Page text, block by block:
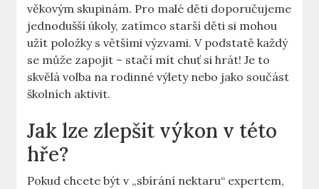
věkovým skupinám. Pro malé děti doporučujeme
jednodušší úkoly, zatímco starší děti si mohou
užít položky s většími výzvami. V podstatě každý
se může zapojit – stačí mít chuť si hrát! Je to
skvělá volba na rodinné výlety nebo jako součást
školních aktivit.
Jak lze zlepšit výkon v této
hře?
Pokud chcete být v „sbírání nektaru“ expertem,